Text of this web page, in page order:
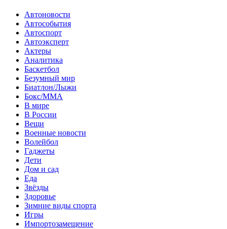
Автоновости
Автособытия
Автоспорт
Автоэксперт
Актеры
Аналитика
Баскетбол
Безумный мир
Биатлон/Лыжи
Бокс/MMA
В мире
В России
Вещи
Военные новости
Волейбол
Гаджеты
Дети
Дом и сад
Еда
Звёзды
Здоровье
Зимние виды спорта
Игры
Импортозамещение